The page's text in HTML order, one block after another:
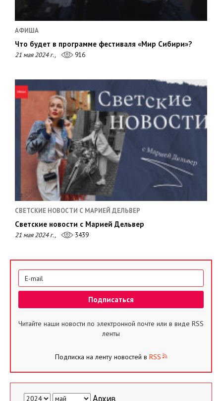
АФИША
Что будет в программе фестиваля «Мир Сибири»?
21 мая 2024 г., 916
СВЕТСКИЕ НОВОСТИ С МАРИЕЙ ДЕЛЬВЕР
Светские новости с Марией Дельвер
21 мая 2024 г., 3439
Читайте наши новости по электронной почте или в виде RSS
ленты
Подписка на ленту новостей в RSS